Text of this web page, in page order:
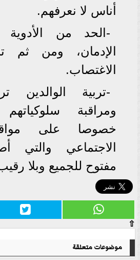
أناس لا نعرفهم.
-الحد من
الإدمان، ومن ثم
الاغتصاب.
-تربية الوالدين
ومراقبة سلوكياتهم
خصوصا على
الاجتماعي والتي
مفتوح للجميع وبلا
⇧
موضوعات متعلقة